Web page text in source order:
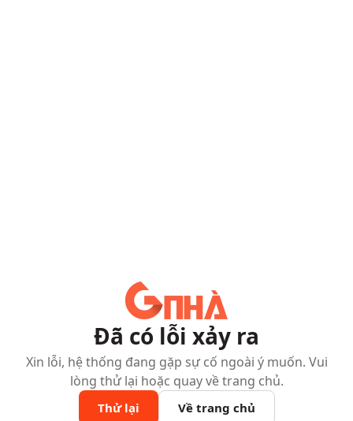
Đã có lỗi xảy ra
Xin lỗi, hệ thống đang gặp sự cố ngoài ý muốn. Vui
lòng thử lại hoặc quay về trang chủ.
Thử lại Về trang chủ